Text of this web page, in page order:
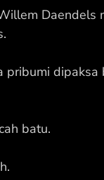
Daendels
pribumi dipaksa
batu.